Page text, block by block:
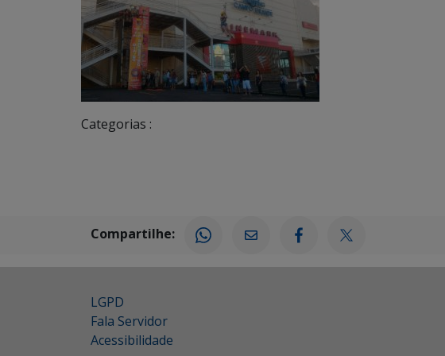
Categorias :
Compartilhe:
LGPD
Fala Servidor
Acessibilidade